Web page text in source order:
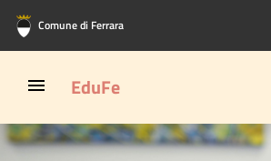
Vai al contenuto principale
Vai al footer
Comune di Ferrara
EduFe